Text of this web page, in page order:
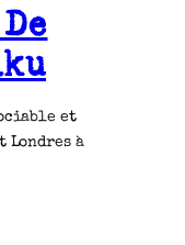
et
Londres à